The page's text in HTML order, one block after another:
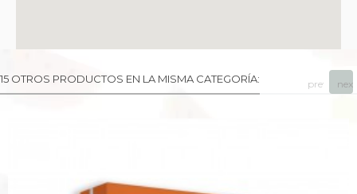
15 OTROS PRODUCTOS EN LA MISMA CATEGORÍA: prev next